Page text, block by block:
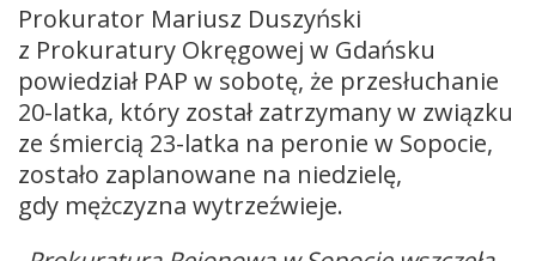
Prokurator Mariusz Duszyński
z Prokuratury Okręgowej w Gdańsku
powiedział PAP w sobotę, że przesłuchanie
20-latka, który został zatrzymany w związku
ze śmiercią 23-latka na peronie w Sopocie,
zostało zaplanowane na niedzielę,
gdy mężczyzna wytrzeźwieje.